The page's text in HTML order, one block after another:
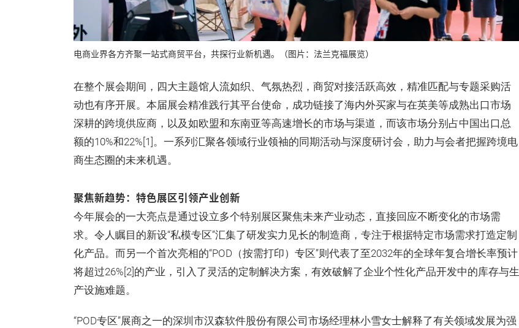
电商业界各方齐聚一站式商贸平台，共探行业新机遇。（图片：法兰克福展览）
在整个展会期间，四大主题馆人流如织、气氛热烈，商贸对接活跃高效，精准匹配与专题采购活
动也有序开展。本届展会精准践行其平台使命，成功链接了海内外买家与在英美等成熟出口市场
深耕的跨境供应商，以及如欧盟和东南亚等高速增长的市场与渠道，而该市场分别占中国出口总
额的10%和22%[1]。一系列汇聚各领域行业领袖的同期活动与深度研讨会，助力与会者把握跨境电
商生态圈的未来机遇。
聚焦新趋势：特色展区引领产业创新
今年展会的一大亮点是通过设立多个特别展区聚焦未来产业动态，直接回应不断变化的市场需
求。令人瞩目的新设“私模专区”汇集了研发实力见长的制造商，专注于根据特定市场需求打造定制
化产品。而另一个首次亮相的“POD（按需打印）专区”则代表了至2032年的全球年复合增长率预计
将超过26%[2]的产业，引入了灵活的定制解决方案，有效破解了企业个性化产品开发中的库存与生
产设施难题。
“POD专区”展商之一的深圳市汉森软件股份有限公司市场经理林小雪女士解释了有关领域发展为强